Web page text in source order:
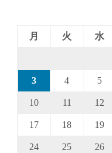
月
火 水
3 4 5
10 11 12
17 18 19
24 25 26